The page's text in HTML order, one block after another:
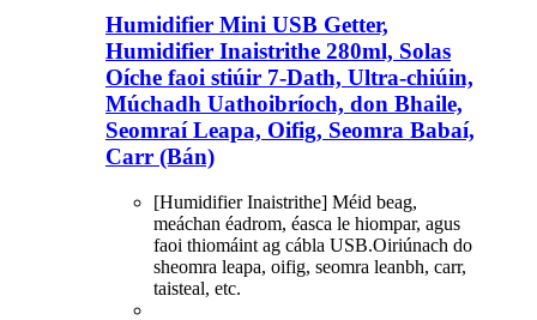
Humidifier Mini USB Getter,
Humidifier Inaistrithe 280ml, Solas
Oíche faoi stiúir 7-Dath, Ultra-chiúin,
Múchadh Uathoibríoch, don Bhaile,
Seomraí Leapa, Oifig, Seomra Babaí,
Carr (Bán)
[Humidifier Inaistrithe] Méid beag,
meáchan éadrom, éasca le hiompar, agus
faoi thiomáint ag cábla USB.Oiriúnach do
sheomra leapa, oifig, seomra leanbh, carr,
taisteal, etc.